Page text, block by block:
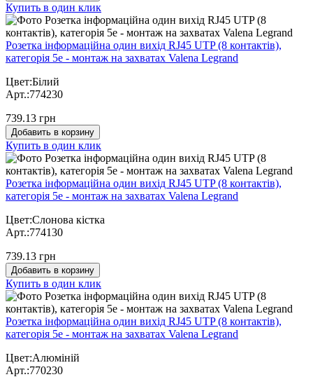
Купить в один клик
Розетка інформаційна один вихід RJ45 UTP (8 контактів),
категорія 5е - монтаж на захватах Valena Legrand
Цвет:Білий
Арт.:774230
739.13 грн
Добавить в корзину
Купить в один клик
Розетка інформаційна один вихід RJ45 UTP (8 контактів),
категорія 5е - монтаж на захватах Valena Legrand
Цвет:Слонова кістка
Арт.:774130
739.13 грн
Добавить в корзину
Купить в один клик
Розетка інформаційна один вихід RJ45 UTP (8 контактів),
категорія 5е - монтаж на захватах Valena Legrand
Цвет:Алюміній
Арт.:770230